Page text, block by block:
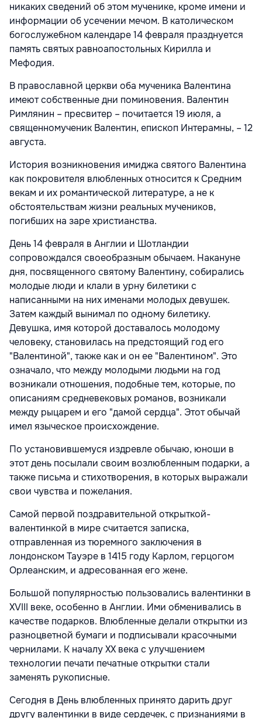
никаких сведений об этом мученике, кроме имени и
информации об усечении мечом. В католическом
богослужебном календаре 14 февраля празднуется
память святых равноапостольных Кирилла и
Мефодия.
В православной церкви оба мученика Валентина
имеют собственные дни поминовения. Валентин
Римлянин – пресвитер – почитается 19 июля, а
священномученик Валентин, епископ Интерамны, – 12
августа.
История возникновения имиджа святого Валентина
как покровителя влюбленных относится к Средним
векам и их романтической литературе, а не к
обстоятельствам жизни реальных мучеников,
погибших на заре христианства.
День 14 февраля в Англии и Шотландии
сопровождался своеобразным обычаем. Накануне
дня, посвященного святому Валентину, собирались
молодые люди и клали в урну билетики с
написанными на них именами молодых девушек.
Затем каждый вынимал по одному билетику.
Девушка, имя которой доставалось молодому
человеку, становилась на предстоящий год его
"Валентиной", также как и он ее "Валентином". Это
означало, что между молодыми людьми на год
возникали отношения, подобные тем, которые, по
описаниям средневековых романов, возникали
между рыцарем и его "дамой сердца". Этот обычай
имел языческое происхождение.
По установившемуся издревле обычаю, юноши в
этот день посылали своим возлюбленным подарки, а
также письма и стихотворения, в которых выражали
свои чувства и пожелания.
Самой первой поздравительной открыткой-
валентинкой в мире считается записка,
отправленная из тюремного заключения в
лондонском Тауэре в 1415 году Карлом, герцогом
Орлеанским, и адресованная его жене.
Большой популярностью пользовались валентинки в
XVIII веке, особенно в Англии. Ими обменивались в
качестве подарков. Влюбленные делали открытки из
разноцветной бумаги и подписывали красочными
чернилами. К началу XX века с улучшением
технологии печати печатные открытки стали
заменять рукописные.
Сегодня в День влюбленных принято дарить друг
другу валентинки в виде сердечек, с признаниями в